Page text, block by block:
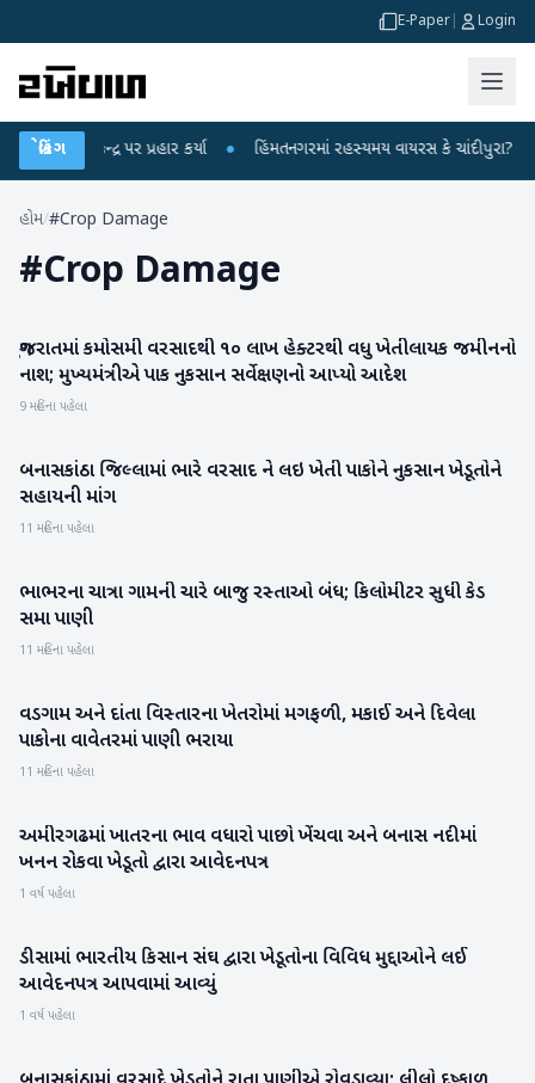
E-Paper Login
બ્રેકિંગ
કેન્દ્ર પર પ્રહાર કર્યા ● હિંમતનગરમાં રહસ્યમય વાયરસ કે ચાંદીપુરા? 6
હોમ/#Crop Damage
#Crop Damage
ગુજરાત
ગુજરાતમાં કમોસમી વરસાદથી ૧૦ લાખ હેક્ટરથી વધુ ખેતીલાયક જમીનનો
નાશ; મુખ્યમંત્રીએ પાક નુકસાન સર્વેક્ષણનો આપ્યો આદેશ
9 મહિના પહેલા
બનાસકાંઠા
બનાસકાંઠા જિલ્લામાં ભારે વરસાદ ને લઇ ખેતી પાકોને નુકસાન ખેડૂતોને
સહાયની માંગ
11 મહિના પહેલા
બનાસકાંઠા
ભાભરના ચાત્રા ગામની ચારે બાજુ રસ્તાઓ બંધ; કિલોમીટર સુધી કેડ
સમા પાણી
11 મહિના પહેલા
બનાસકાંઠા
વડગામ અને દાંતા વિસ્તારના ખેતરોમાં મગફળી, મકાઈ અને દિવેલા
પાકોના વાવેતરમાં પાણી ભરાયા
11 મહિના પહેલા
બનાસકાંઠા
અમીરગઢમાં ખાતરના ભાવ વધારો પાછો ખેંચવા અને બનાસ નદીમાં
ખનન રોકવા ખેડૂતો દ્વારા આવેદનપત્ર
1 વર્ષ પહેલા
બનાસકાંઠા
ડીસામાં ભારતીય કિસાન સંઘ દ્વારા ખેડૂતોના વિવિધ મુદ્દાઓને લઈ
આવેદનપત્ર આપવામાં આવ્યું
1 વર્ષ પહેલા
બનાસકાંઠા